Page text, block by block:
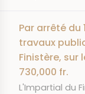
Par arrêté du
travaux
Finistère, sur
730,000 fr.
JOURNAL
L'Impartial du